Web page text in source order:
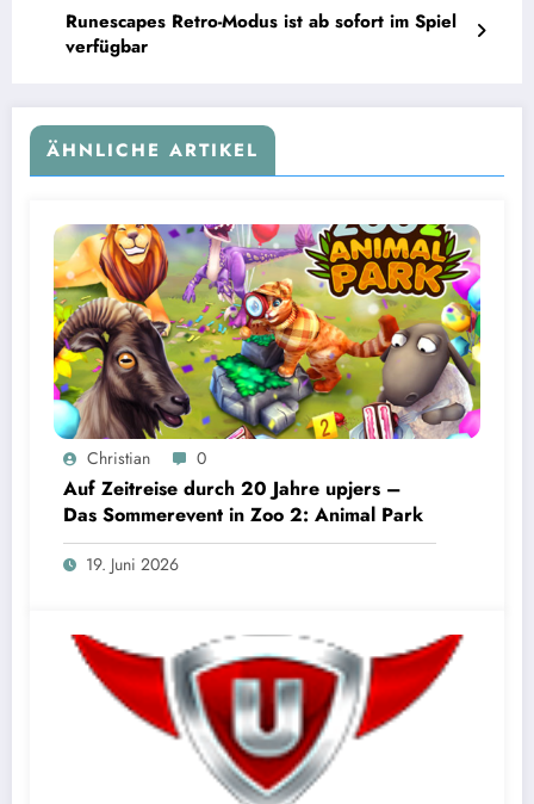
Runescapes Retro-Modus ist ab sofort im Spiel
verfügbar
ÄHNLICHE ARTIKEL
Christian 0
Auf Zeitreise durch 20 Jahre upjers –
Das Sommerevent in Zoo 2: Animal Park
19. Juni 2026